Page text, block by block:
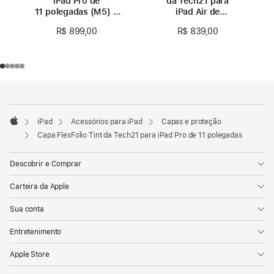
11 polegadas (M5) –
R$ 899,00
iPad Air de
R$ 839,00
de
rodapé
Apple
iPad Acessórios para iPad
Capas e proteção
Capa FlexFolio Tint da Tech21 para iPad Pro de 11 polegadas
Descobrir e Comprar
Carteira da Apple
Sua conta
Entretenimento
Apple Store